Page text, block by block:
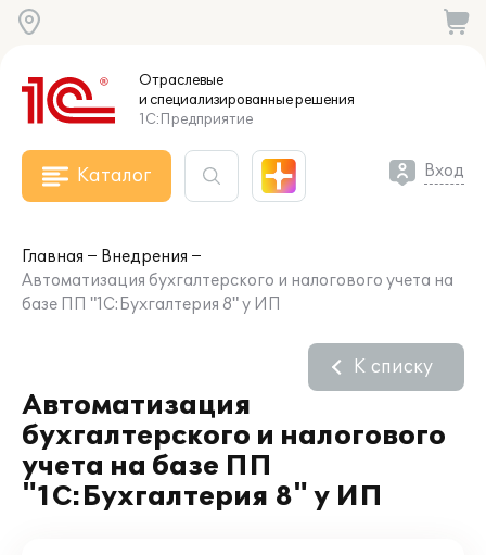
Отраслевые
и специализированныерешения
1С:Предприятие
Каталог Вход
Главная
Внедрения
Автоматизация бухгалтерского и налогового учета на
базе ПП "1С:Бухгалтерия 8" у ИП
Автоматизация
бухгалтерского и налогового
учета на базе ПП
"1С:Бухгалтерия 8" у ИП
К списку